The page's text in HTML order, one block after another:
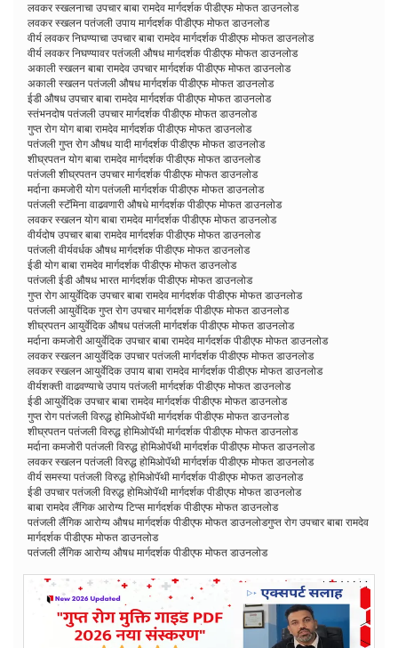
लवकर स्खलनाचा उपचार बाबा रामदेव मार्गदर्शक पीडीएफ मोफत डाउनलोड
लवकर स्खलन पतंजली उपाय मार्गदर्शक पीडीएफ मोफत डाउनलोड
वीर्य लवकर निघण्याचा उपचार बाबा रामदेव मार्गदर्शक पीडीएफ मोफत डाउनलोड
वीर्य लवकर निघण्यावर पतंजली औषध मार्गदर्शक पीडीएफ मोफत डाउनलोड
अकाली स्खलन बाबा रामदेव उपचार मार्गदर्शक पीडीएफ मोफत डाउनलोड
अकाली स्खलन पतंजली औषध मार्गदर्शक पीडीएफ मोफत डाउनलोड
ईडी औषध उपचार बाबा रामदेव मार्गदर्शक पीडीएफ मोफत डाउनलोड
स्तंभनदोष पतंजली उपचार मार्गदर्शक पीडीएफ मोफत डाउनलोड
गुप्त रोग योग बाबा रामदेव मार्गदर्शक पीडीएफ मोफत डाउनलोड
पतंजली गुप्त रोग औषध यादी मार्गदर्शक पीडीएफ मोफत डाउनलोड
शीघ्रपतन योग बाबा रामदेव मार्गदर्शक पीडीएफ मोफत डाउनलोड
पतंजली शीघ्रपतन उपचार मार्गदर्शक पीडीएफ मोफत डाउनलोड
मर्दाना कमजोरी योग पतंजली मार्गदर्शक पीडीएफ मोफत डाउनलोड
पतंजली स्टॅमिना वाढवणारी औषधे मार्गदर्शक पीडीएफ मोफत डाउनलोड
लवकर स्खलन योग बाबा रामदेव मार्गदर्शक पीडीएफ मोफत डाउनलोड
वीर्यदोष उपचार बाबा रामदेव मार्गदर्शक पीडीएफ मोफत डाउनलोड
पतंजली वीर्यवर्धक औषध मार्गदर्शक पीडीएफ मोफत डाउनलोड
ईडी योग बाबा रामदेव मार्गदर्शक पीडीएफ मोफत डाउनलोड
पतंजली ईडी औषध भारत मार्गदर्शक पीडीएफ मोफत डाउनलोड
गुप्त रोग आयुर्वेदिक उपचार बाबा रामदेव मार्गदर्शक पीडीएफ मोफत डाउनलोड
पतंजली आयुर्वेदिक गुप्त रोग उपचार मार्गदर्शक पीडीएफ मोफत डाउनलोड
शीघ्रपतन आयुर्वेदिक औषध पतंजली मार्गदर्शक पीडीएफ मोफत डाउनलोड
मर्दाना कमजोरी आयुर्वेदिक उपचार बाबा रामदेव मार्गदर्शक पीडीएफ मोफत डाउनलोड
लवकर स्खलन आयुर्वेदिक उपचार पतंजली मार्गदर्शक पीडीएफ मोफत डाउनलोड
लवकर स्खलन आयुर्वेदिक उपाय बाबा रामदेव मार्गदर्शक पीडीएफ मोफत डाउनलोड
वीर्यशक्ती वाढवण्याचे उपाय पतंजली मार्गदर्शक पीडीएफ मोफत डाउनलोड
ईडी आयुर्वेदिक उपचार बाबा रामदेव मार्गदर्शक पीडीएफ मोफत डाउनलोड
गुप्त रोग पतंजली विरुद्ध होमिओपॅथी मार्गदर्शक पीडीएफ मोफत डाउनलोड
शीघ्रपतन पतंजली विरुद्ध होमिओपॅथी मार्गदर्शक पीडीएफ मोफत डाउनलोड
मर्दाना कमजोरी पतंजली विरुद्ध होमिओपॅथी मार्गदर्शक पीडीएफ मोफत डाउनलोड
लवकर स्खलन पतंजली विरुद्ध होमिओपॅथी मार्गदर्शक पीडीएफ मोफत डाउनलोड
वीर्य समस्या पतंजली विरुद्ध होमिओपॅथी मार्गदर्शक पीडीएफ मोफत डाउनलोड
ईडी उपचार पतंजली विरुद्ध होमिओपॅथी मार्गदर्शक पीडीएफ मोफत डाउनलोड
बाबा रामदेव लैंगिक आरोग्य टिप्स मार्गदर्शक पीडीएफ मोफत डाउनलोड
पतंजली लैंगिक आरोग्य औषध मार्गदर्शक पीडीएफ मोफत डाउनलोडगुप्त रोग उपचार बाबा रामदेव
मार्गदर्शक पीडीएफ मोफत डाउनलोड
पतंजली लैंगिक आरोग्य औषध मार्गदर्शक पीडीएफ मोफत डाउनलोड